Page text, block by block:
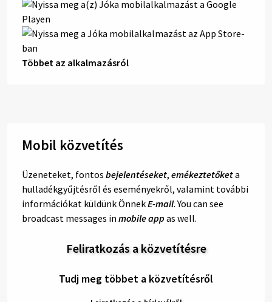
Többet az alkalmazásról
Mobil közvetítés
Üzeneteket, fontos bejelentéseket, emékeztetőketa
hulladékgyűjtésről és eseményekről, valamint további
információkat küldünk ÖnnekE-mail. You can see
broadcast messages in mobile app as well.
Feliratkozás a közvetítésre
Tudj meg többet a közvetítésről